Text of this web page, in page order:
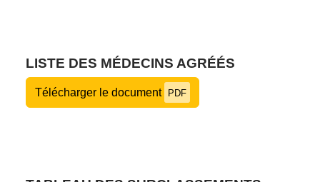
LISTE DES MÉDECINS AGRÉÉS
Télécharger le document PDF